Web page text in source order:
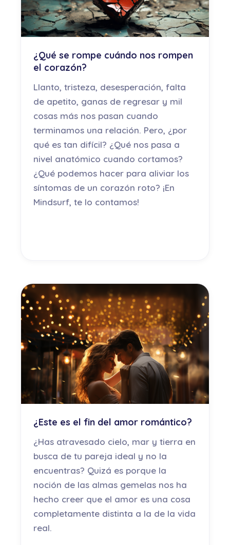
¿Qué se rompe cuándo nos rompen
el corazón?
Llanto, tristeza, desesperación, falta
de apetito, ganas de regresar y mil
cosas más nos pasan cuando
terminamos una relación. Pero, ¿por
qué es tan difícil? ¿Qué nos pasa a
nivel anatómico cuando cortamos?
¿Qué podemos hacer para aliviar los
síntomas de un corazón roto? ¡En
Mindsurf, te lo contamos!
¿Este es el fin del amor romántico?
¿Has atravesado cielo, mar y tierra en
busca de tu pareja ideal y no la
encuentras? Quizá es porque la
noción de las almas gemelas nos ha
hecho creer que el amor es una cosa
completamente distinta a la de la vida
real.